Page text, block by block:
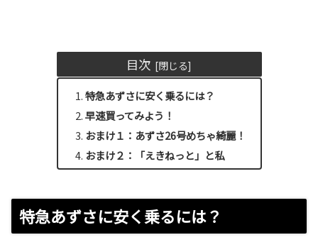
目次
特急あずさに安く乗るには？
早速買ってみよう！
おまけ１：あずさ26号めちゃ綺麗！
おまけ２：「えきねっと」と私
特急あずさに安く乗るには？